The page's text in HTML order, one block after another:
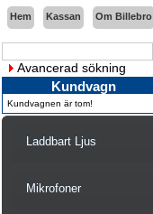
Hem Kassan Om Billebro
Avancerad sökning
Kundvagn
Kundvagnen är tom!
Laddbart Ljus
Mikrofoner